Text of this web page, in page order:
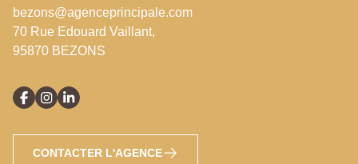
bezons@agenceprincipale.com
70 Rue Edouard Vaillant,
95870 BEZONS
CONTACTER L'AGENCE